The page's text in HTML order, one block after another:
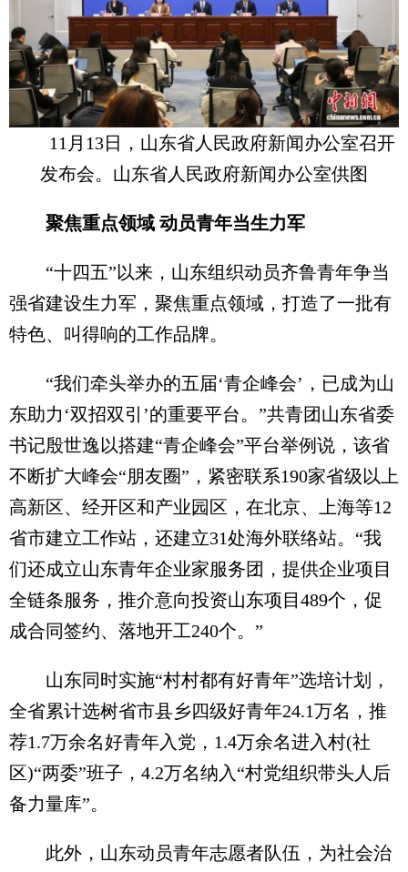
11月13日，山东省人民政府新闻办公室召开
发布会。山东省人民政府新闻办公室供图
聚焦重点领域 动员青年当生力军
“十四五”以来，山东组织动员齐鲁青年争当
强省建设生力军，聚焦重点领域，打造了一批有
特色、叫得响的工作品牌。
“我们牵头举办的五届‘青企峰会’，已成为山
东助力‘双招双引’的重要平台。”共青团山东省委
书记殷世逸以搭建“青企峰会”平台举例说，该省
不断扩大峰会“朋友圈”，紧密联系190家省级以上
高新区、经开区和产业园区，在北京、上海等12
省市建立工作站，还建立31处海外联络站。“我
们还成立山东青年企业家服务团，提供企业项目
全链条服务，推介意向投资山东项目489个，促
成合同签约、落地开工240个。”
山东同时实施“村村都有好青年”选培计划，
全省累计选树省市县乡四级好青年24.1万名，推
荐1.7万余名好青年入党，1.4万余名进入村(社
区)“两委”班子，4.2万名纳入“村党组织带头人后
备力量库”。
此外，山东动员青年志愿者队伍，为社会治